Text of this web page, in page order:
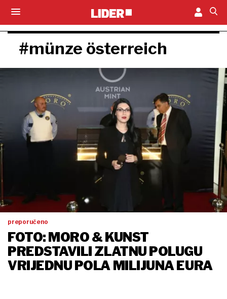
#münze österreich
preporučeno
FOTO: MORO & KUNST
PREDSTAVILI ZLATNU POLUGU
VRIJEDNU POLA MILIJUNA EURA